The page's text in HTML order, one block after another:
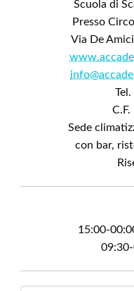
Scuola di
Presso
Via De
Sede
con bar,
15:00-